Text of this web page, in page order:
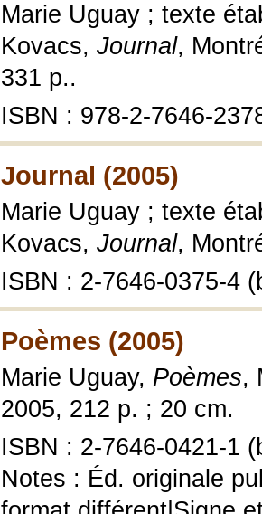
Marie Uguay ; texte
Kovacs, Journal,
331 p..
ISBN : 978-2-7646-
Journal (2005)
Marie Uguay ; texte
Kovacs, Journal,
ISBN : 2-7646-0375-4
Poèmes (2005)
Marie Uguay, Poèmes,
2005, 212 p. ; 20 cm.
ISBN : 2-7646-0421-1
Notes : Éd. originale